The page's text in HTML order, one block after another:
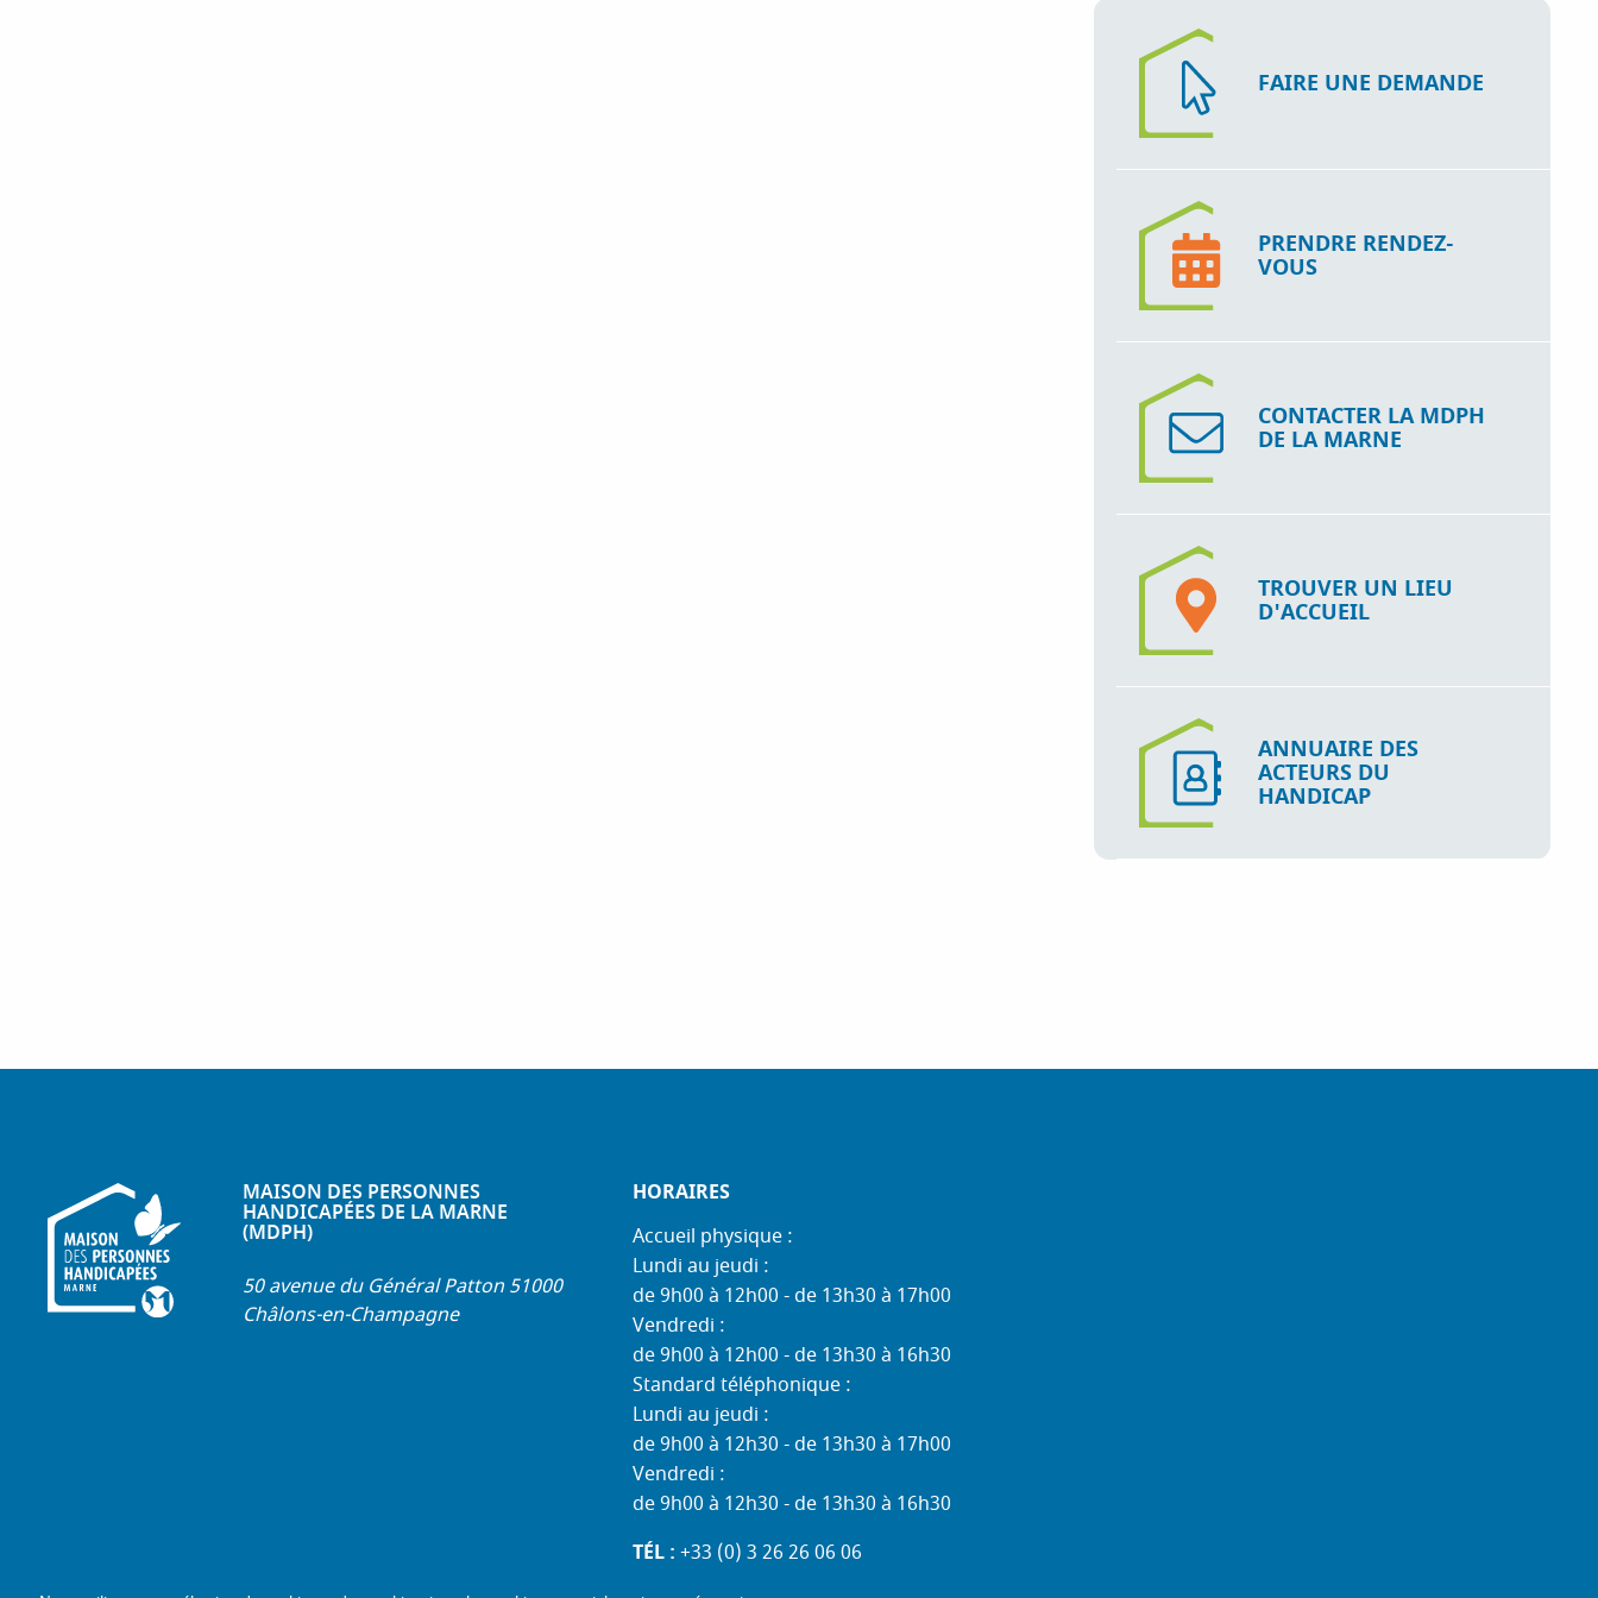
FAIRE UNE DEMANDE
PRENDRE RENDEZ-
VOUS
CONTACTER LA MDPH
DE LA MARNE
TROUVER UN LIEU
D'ACCUEIL
ANNUAIRE DES
ACTEURS DU
HANDICAP
MAISON DES PERSONNES
HANDICAPÉES DE LA MARNE
(MDPH)
50 avenue du Général Patton 51000
Châlons-en-Champagne
HORAIRES
Accueil physique :
Lundi au jeudi :
de 9h00 à 12h00 - de 13h30 à 17h00
Vendredi :
de 9h00 à 12h00 - de 13h30 à 16h30
Standard téléphonique :
Lundi au jeudi :
de 9h00 à 12h30 - de 13h30 à 17h00
Vendredi :
de 9h00 à 12h30 - de 13h30 à 16h30
TÉL : +33 (0) 3 26 26 06 06